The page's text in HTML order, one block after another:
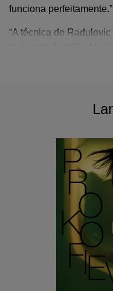
funciona
“A técnica de
por um tom sedutor,